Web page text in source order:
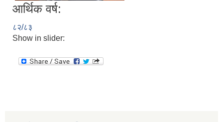
आर्थिक वर्ष:
८२/८३
Show in slider: